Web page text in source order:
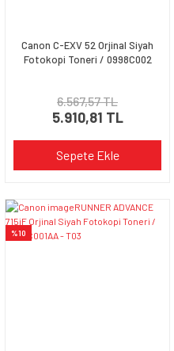
Canon C-EXV 52 Orjinal Siyah
Fotokopi Toneri / 0998C002
6.567,57 TL
5.910,81 TL
Sepete Ekle
%10